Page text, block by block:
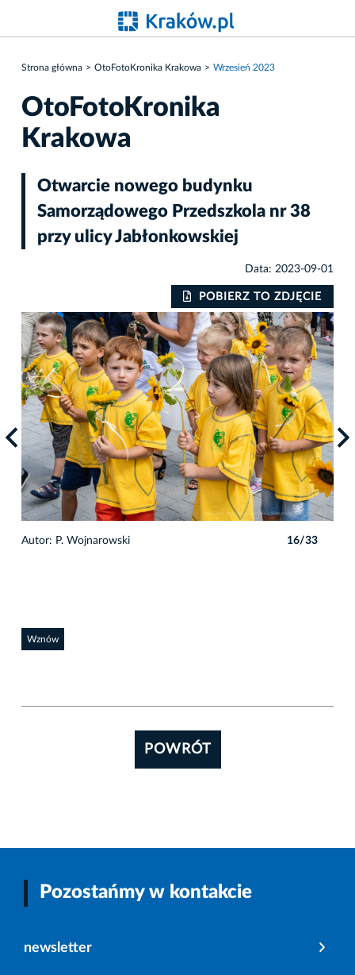
Strona główna OtoFotoKronika Krakowa Wrzesień 2023
OtoFotoKronika
Krakowa
Otwarcie nowego budynku
Samorządowego Przedszkola nr 38
przy ulicy Jabłonkowskiej
Data: 2023-09-01
POBIERZ TO ZDJĘCIE
Autor: P. Wojnarowski 16/33
Wznów
POWRÓT
Pozostańmy w kontakcie
newsletter